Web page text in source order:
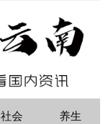
社会 养生